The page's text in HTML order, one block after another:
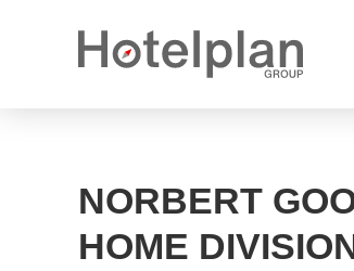
Rapports annuels
Perspectives de
Postes vacants
NORBERT
HOME